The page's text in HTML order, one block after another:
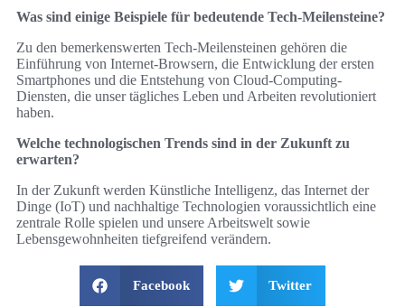
Was sind einige Beispiele für bedeutende Tech-Meilensteine?
Zu den bemerkenswerten Tech-Meilensteinen gehören die
Einführung von Internet-Browsern, die Entwicklung der ersten
Smartphones und die Entstehung von Cloud-Computing-
Diensten, die unser tägliches Leben und Arbeiten revolutioniert
haben.
Welche technologischen Trends sind in der Zukunft zu
erwarten?
In der Zukunft werden Künstliche Intelligenz, das Internet der
Dinge (IoT) und nachhaltige Technologien voraussichtlich eine
zentrale Rolle spielen und unsere Arbeitswelt sowie
Lebensgewohnheiten tiefgreifend verändern.
Facebook Twitter